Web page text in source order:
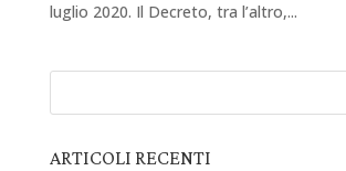
luglio 2020. Il Decreto, tra l’altro,...
ARTICOLI RECENTI